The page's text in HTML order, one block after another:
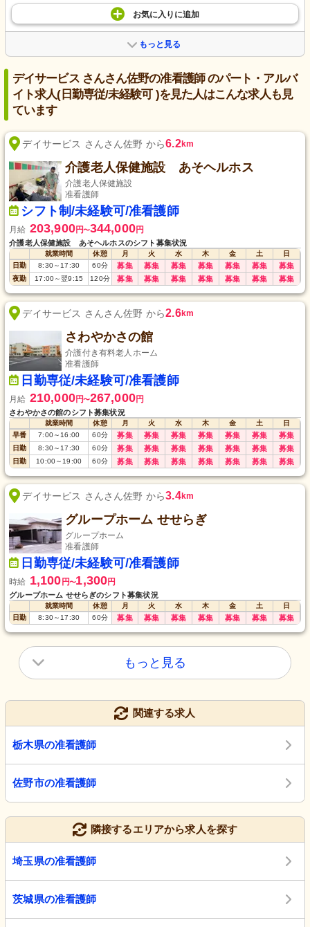
お気に入り に追加
もっと見る
デイサービス さんさん佐野の准看護師 のパート・アルバ
イト求人(日勤専従/未経験可 )を見た人はこんな求人も見
ています
デイサービス さんさん佐野 から6.2km
介護老人保健施設 あそヘルホス
介護老人保健施設
准看護師
シフト制/未経験可/准看護師
月給 203,900円〜344,000円
介護老人保健施設 あそヘルホスのシフト募集状況
就業時間 休憩 月 火 水 木 金 土
日
日勤
8:30～17:30 60分 募集 募集 募集 募集 募集 募集 募集
夜勤 17:00～翌9:15 120分 募集 募集 募集 募集 募集 募集 募集
デイサービス さんさん佐野 から2.6km
さわやかさの館
介護付き有料老人ホーム
准看護師
日勤専従/未経験可/准看護師
月給 210,000円〜267,000円
さわやかさの館のシフト募集状況
就業時間 休憩 月 火 水 木 金 土
日
早番
7:00～16:00 60分 募集 募集 募集 募集 募集 募集 募集
日勤 8:30～17:30 60分 募集 募集 募集 募集 募集 募集 募集
日勤 10:00～19:00 60分 募集 募集 募集 募集 募集 募集 募集
デイサービス さんさん佐野 から3.4km
グループホーム せせらぎ
グループホーム
准看護師
日勤専従/未経験可/准看護師
時給 1,100 円〜1,300円
グループホーム せせらぎのシフト募集状況
就業時間 休憩 月 火 水 木 金 土
日
日勤
8:30～17:30 60分 募集 募集 募集 募集 募集 募集 募集
もっと見る
関連する求人
栃木県の准看護師
佐野市の准看護師
隣接するエリアから求人を探す
埼玉県の准看護師
茨城県の准看護師